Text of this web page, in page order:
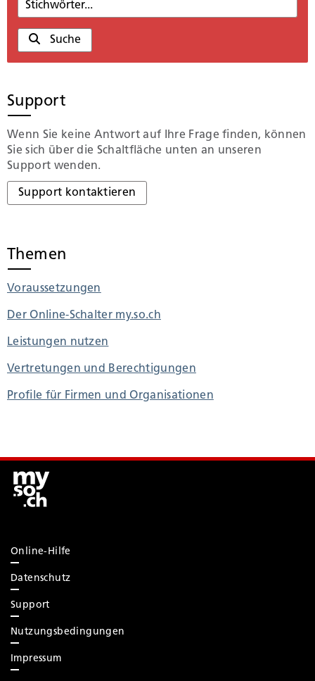
Suche
Support
Wenn Sie keine Antwort auf Ihre Frage finden, können
Sie sich über die Schaltfläche unten an unseren
Support wenden.
Support kontaktieren
Themen
Voraussetzungen
Der Online-Schalter my.so.ch
Leistungen nutzen
Vertretungen und Berechtigungen
Profile für Firmen und Organisationen
Online-Hilfe
Datenschutz
Support
Nutzungsbedingungen
Impressum